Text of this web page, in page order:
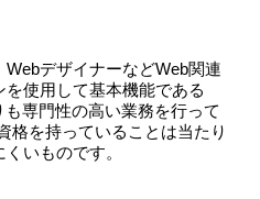
デザイナーなどWeb関連
使用して基本機能である
専門性の高い業務を行って
格を持っていることは当たり
いものです。